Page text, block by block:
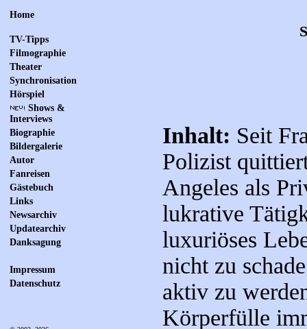
Home
TV-Tipps
Filmographie
Theater
Synchronisation
Hörspiel
Shows &
Interviews
Biographie
Bildergalerie
Autor
Fanreisen
Gästebuch
Links
Newsarchiv
Updatearchiv
Danksagung
Impressum
Datenschutz
Inhalt: Seit
Polizist
Angeles als
lukrative
luxuriöses
nicht zu
aktiv zu
Körperfülle